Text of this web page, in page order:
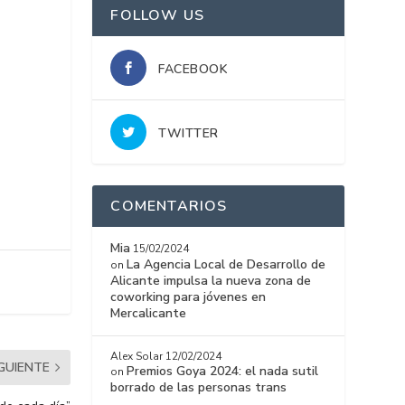
FOLLOW US
FACEBOOK
TWITTER
COMENTARIOS
Mia 15/02/2024
on La Agencia Local de Desarrollo de
Alicante impulsa la nueva zona de
coworking para jóvenes en
Mercalicante
Alex Solar 12/02/2024
on Premios Goya 2024: el nada sutil
borrado de las personas trans